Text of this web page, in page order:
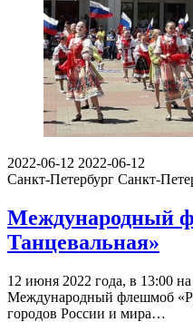
2022-06-12 2022-06-12
Санкт-Петербург Санкт-
Международный
Танцевальная»
12 июня 2022 года, в 13:00
Международный флешмоб
городов России и мира…